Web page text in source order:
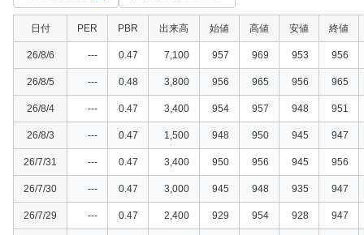
日付 PER PBR 出来高 始値 高値 安値 終値
26/8/6 --- 0.47 7,100 957 969 953 956
26/8/5 --- 0.48 3,800 956 965 956 965
26/8/4 --- 0.47 3,400 954 957 948 951
26/8/3 --- 0.47 1,500 948 950 945 947
26/7/31 --- 0.47 3,400 950 956 945 956
26/7/30 --- 0.47 3,000 945 948 935 947
26/7/29 --- 0.47 2,400 929 954 928 947